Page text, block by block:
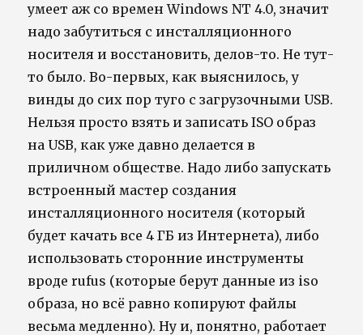
умеет аж со времен Windows NT 4.0, значит
надо забутиться с инсталляционного
носителя и восстановить, делов-то. Не тут-
то было. Во-первых, как выяснилось, у
винды до сих пор туго с загрузочными USB.
Нельзя просто взять и записать ISO образ
на USB, как уже давно делается в
приличном обществе. Надо либо запускать
встроенный мастер создания
инсталляционного носителя (который
будет качать все 4 ГБ из Интернета), либо
использовать сторонние инструменты
вроде rufus (которые берут данные из iso
образа, но всё равно копируют файлы
весьма медленно). Ну и, понятно, работает